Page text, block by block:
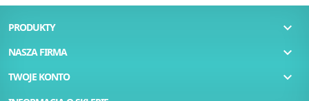
PRODUKTY 
NASZA FIRMA 
TWOJE KONTO 